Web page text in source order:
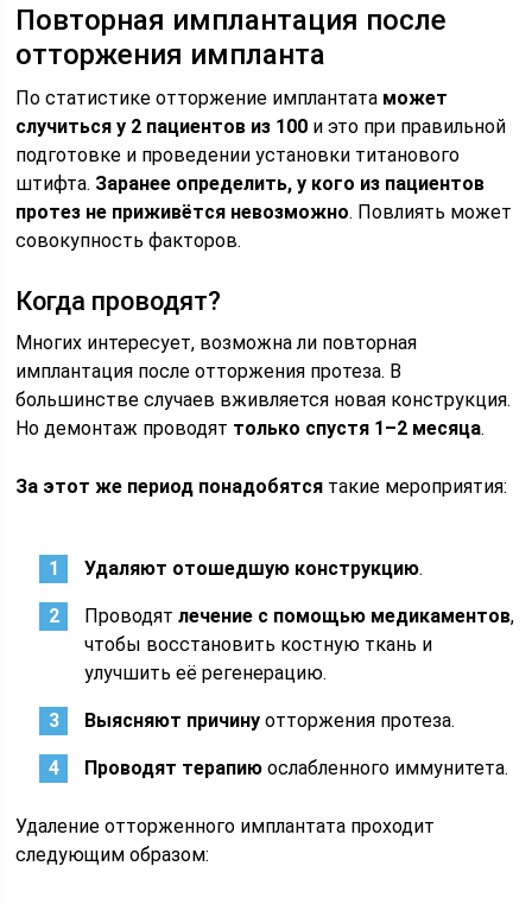
Повторная имплантация после
отторжения импланта
По статистике отторжение имплантата может
случиться у 2 пациентов из 100 и это при правильной
подготовке и проведении установки титанового
штифта. Заранее определить, у кого из пациентов
протез не приживётся невозможно. Повлиять может
совокупность факторов.
Когда проводят?
Многих интересует, возможна ли повторная
имплантация после отторжения протеза. В
большинстве случаев вживляется новая конструкция.
Но демонтаж проводят только спустя 1–2 месяца.
За этот же период понадобятся такие мероприятия:
Удаляют отошедшую конструкцию.
Проводятлечение с помощью медикаментов,
чтобы восстановить костную ткань и
улучшить её регенерацию.
Выясняют причину отторжения протеза.
Проводят терапию ослабленного иммунитета.
Удаление отторженного имплантата проходит
следующим образом: